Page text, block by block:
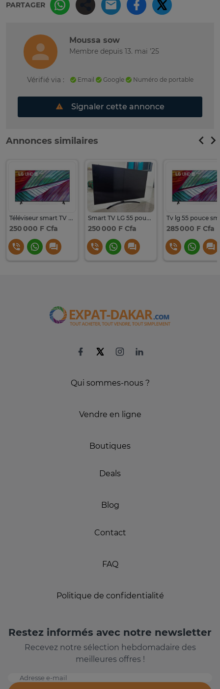
PARTAGER
Moussa sow
Membre depuis 13. mai '25
Vérifié via : Email Google Numéro de portable
Signaler cette annonce
Annonces similaires
Téléviseur smart TV 4K LG 55 ”
250 000 F Cfa
Smart TV LG 55 pouces
250 000 F Cfa 285 000 F Cfa
Qui sommes-nous ?
Vendre en ligne
Boutiques
Deals
Blog
Contact
FAQ
Politique de confidentialité
Restez informés avec notre newsletter
Recevez notre sélection hebdomadaire des
meilleures offres !
Adresse e-mail